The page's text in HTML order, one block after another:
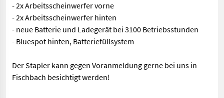
- 2x Arbeitsscheinwerfer vorne
- 2x Arbeitsscheinwerfer hinten
- neue Batterie und Ladegerät bei 3100 Betriebsstunden
- Bluespot hinten, Batteriefüllsystem
Der Stapler kann gegen Voranmeldung gerne bei uns in
Fischbach besichtigt werden!